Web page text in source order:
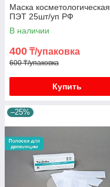
Маска косметологическая
ПЭТ 25шт/уп РФ
В наличии
400 ₸/упаковка
600 ₸/упаковка
Купить
–25%